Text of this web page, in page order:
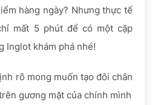
hàng ngày? Nhưng thực tế
mất 5 phút để có một cặp
Inglot khám phá nhé!
rõ mong muốn tạo đôi chân
gương mặt của chính mình